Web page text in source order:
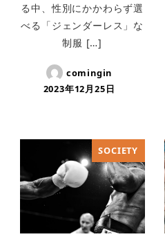
る中、性別にかかわらず選
べる「ジェンダーレス」な
制服 […]
comingin
2023年12月25日
SOCIETY